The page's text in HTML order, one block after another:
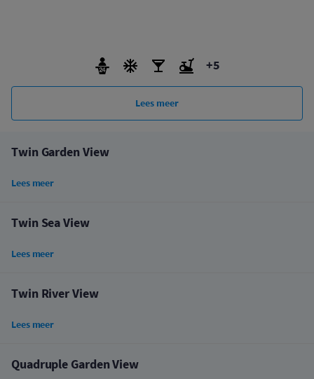
+5
Lees meer
Twin Garden View
Lees meer
Twin Sea View
Lees meer
Twin River View
Lees meer
Quadruple Garden View